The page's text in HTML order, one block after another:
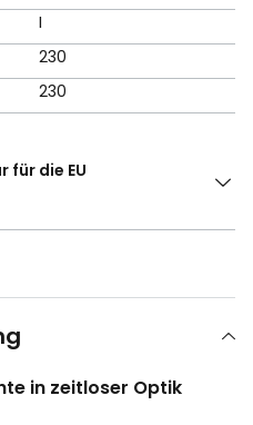
I
230
230
für die EU
in zeitloser Optik